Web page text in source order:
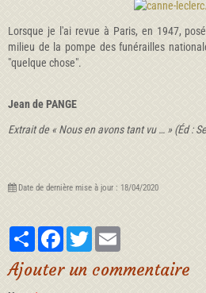
Lorsque je l'ai revue à Paris, en 1947,
milieu de la pompe des funérailles
"quelque chose".
Jean de PANGE
Extrait de « Nous en avons tant vu … » (Éd :
Date de dernière mise à jour : 18/04/2020
PartagerFacebookTwitter
Ajouter un commentaire